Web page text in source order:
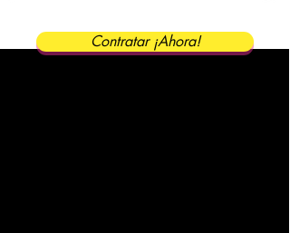
Contratar ¡Ahora!